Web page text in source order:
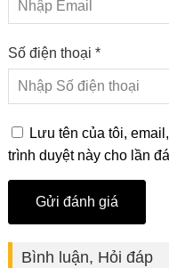
Số điện thoại *
Lưu tên của tôi,
trình duyệt này cho lần
Bình luận, Hỏi đáp